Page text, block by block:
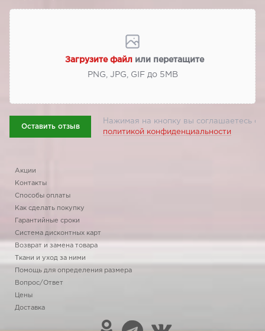
Загрузите файл или перетащите
PNG, JPG, GIF до 5МВ
Оставить отзыв
Нажимая на кнопку вы соглашаетесь с
политикой конфиденциальности
Акции
Контакты
Способы оплаты
Как сделать покупку
Гарантийные сроки
Система дисконтных карт
Возврат и замена товара
Ткани и уход за ними
Помощь для определения размера
Вопрос/Ответ
Цены
Доставка